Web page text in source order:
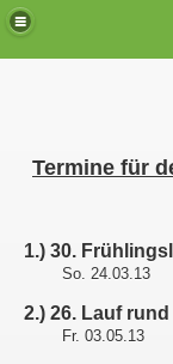
Termine für
1.) 30.
So. 24.03.13
2.) 26. Lauf
Fr. 03.05.13